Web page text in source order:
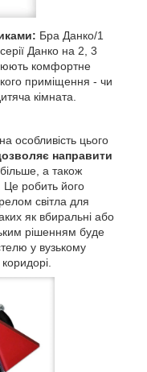
Бра Данко/1
Данко на 2, 3
комфортне
приміщення - чи
кімната.
особливість цього
направити
а також
Це робить його
світла для
як вбиральні або
рішенням буде
у вузькому